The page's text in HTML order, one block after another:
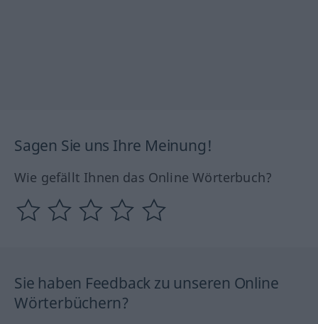
Sagen Sie uns Ihre Meinung!
Wie gefällt Ihnen das Online Wörterbuch?
Sie haben Feedback zu unseren Online
Wörterbüchern?